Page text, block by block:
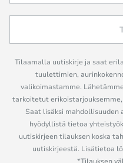
Tilaamalla uutiskirje ja saat
tuulettimien,
valikoimastamme.
tarkoitetut
Saat lisäksi
hyödyllistä tietoa
uutiskirjeen tilauksen koska
uutiskirjeestä. Lisätietoa
*Tilauksen